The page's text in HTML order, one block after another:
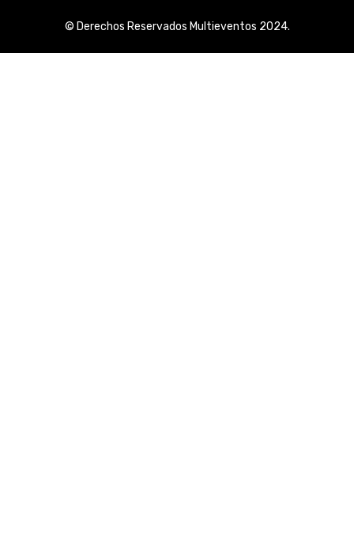
© Derechos Reservados Multieventos 2024.